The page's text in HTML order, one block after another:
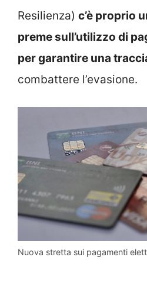
Resilienza) c’è proprio
preme sull’utilizzo di
per garantire una
combattere l’evasione.
Nuova stretta sui pagamenti